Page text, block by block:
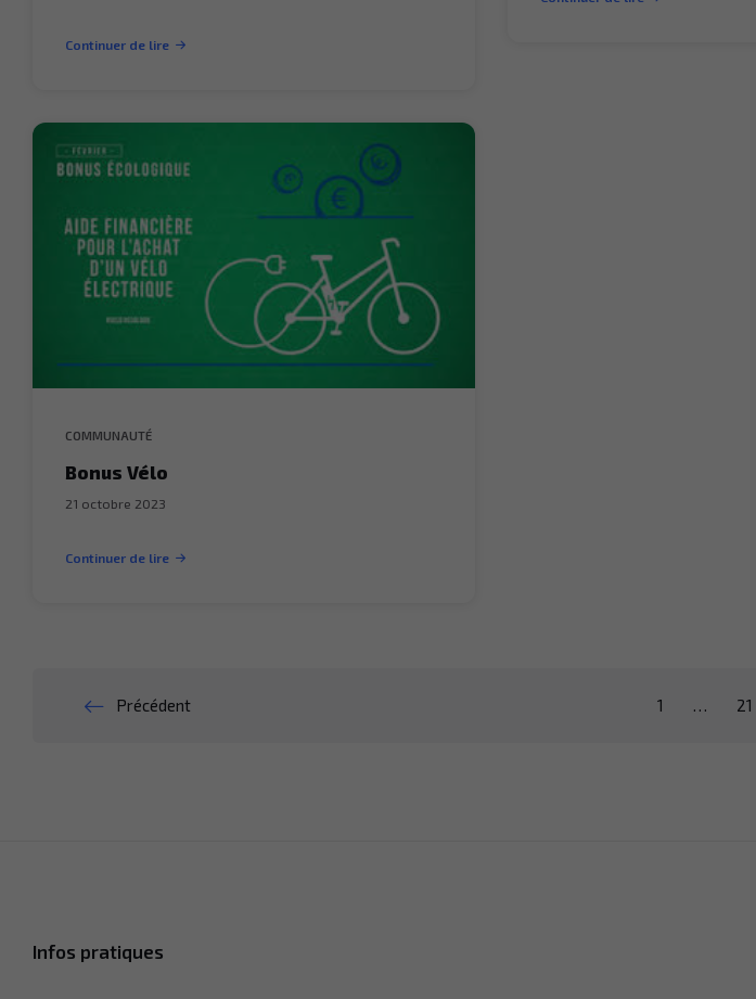
Continuer de lire
COMMUNAUTÉ
Bonus Vélo
21 octobre 2023
Continuer de lire
Pagination
Précédent 1 21
Infos pratiques